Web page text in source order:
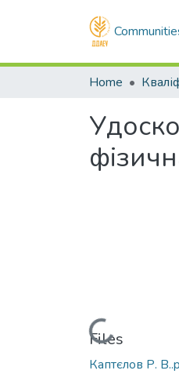
Home
Loading...
Files
Каптєлов Р.